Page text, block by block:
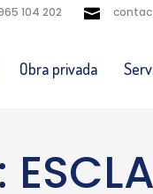
104 202
Obra privada